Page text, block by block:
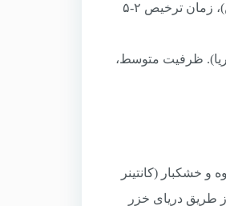
نوع حمل ریلی، کشورهای هدف: ترکمنستان، قزاقستان، روسیه. ظرفیت متوسط (واگن)، زمان ترخیص ۲-۵
ظرفیت متوسط،
خشکبار (کانتینر
طریق دریای خزر